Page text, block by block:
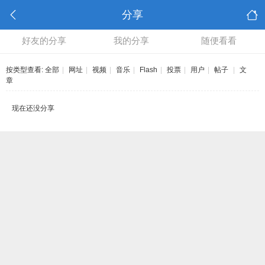
分享
好友的分享 我的分享 随便看看
按类型查看: 全部 网址 视频 音乐 Flash 投票 用户 帖子
文
章
现在还没分享